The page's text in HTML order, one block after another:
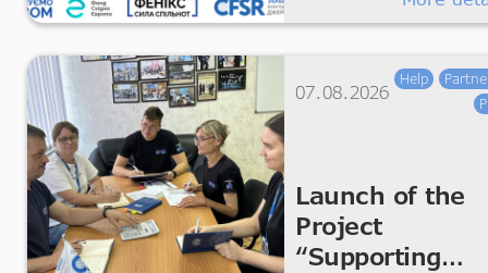
07.08.2026
Help
Launch of the
Project
“Supporting